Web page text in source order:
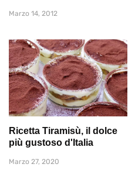
Marzo 14, 2012
Ricetta Tiramisù, il dolce
più gustoso d'Italia
Marzo 27, 2020